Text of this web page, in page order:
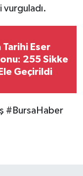
vurguladı.
Tarihi Eser
255 Sikke
Geçirildi
#BursaHaber